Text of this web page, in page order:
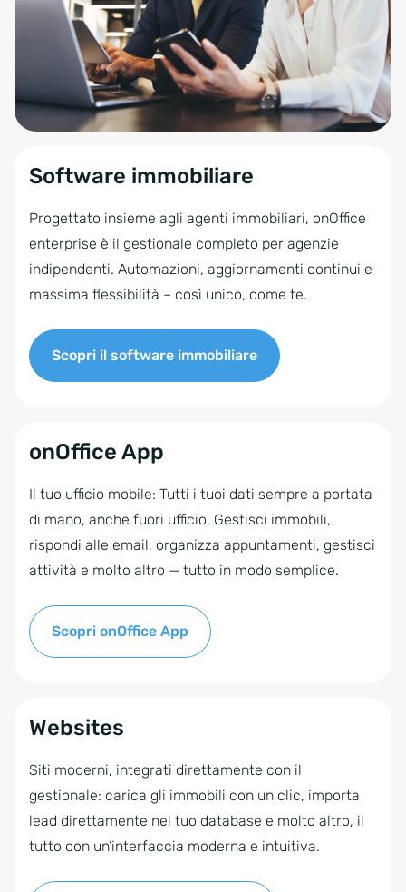
Software immobiliare
Progettato insieme agli agenti immobiliari, onOffice
enterprise è il gestionale completo per agenzie
indipendenti. Automazioni, aggiornamenti continui e
massima flessibilità – così unico, come te.
Scopri il software immobiliare
onOffice App
Il tuo ufficio mobile: Tutti i tuoi dati sempre a portata
di mano, anche fuori ufficio. Gestisci immobili,
rispondi alle email, organizza appuntamenti, gestisci
attività e molto altro — tutto in modo semplice.
Scopri onOffice App
Websites
Siti moderni, integrati direttamente con il
gestionale: carica gli immobili con un clic, importa
lead direttamente nel tuo database e molto altro, il
tutto con un’interfaccia moderna e intuitiva.